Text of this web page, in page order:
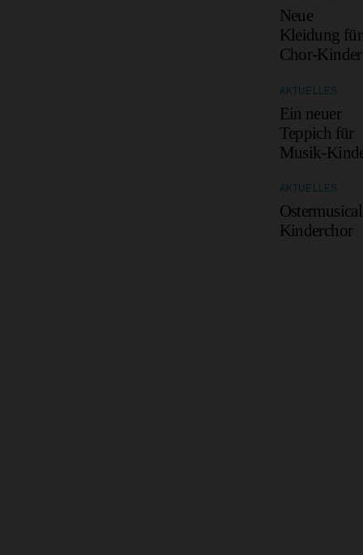
Neue
Kleidung für
Chor-Kinder
AKTUELLES
Ein neuer
Teppich für
Musik-
AKTUELLES
Ostermusical
Kinderchor